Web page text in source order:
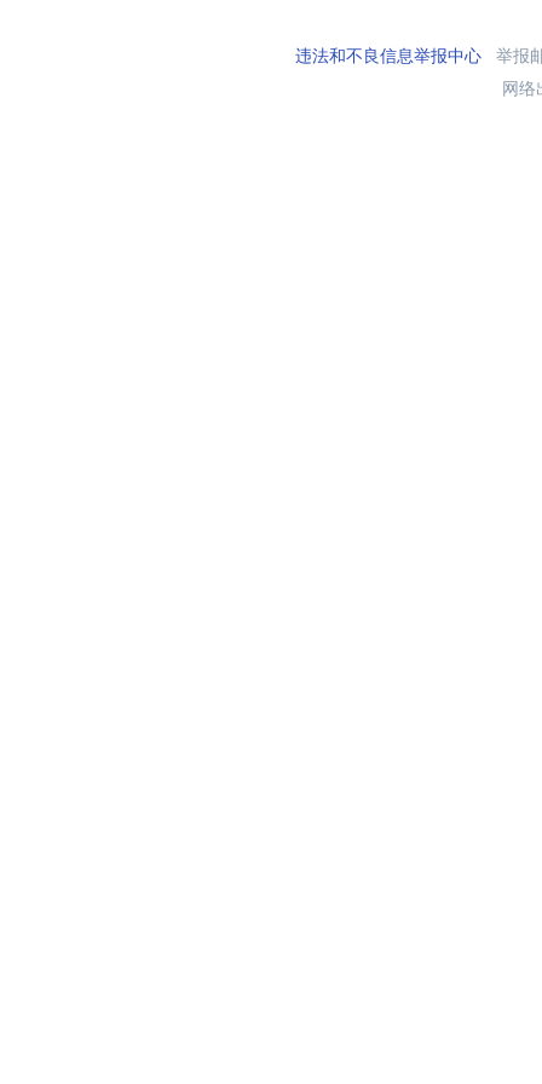
违法和不良信息举报中心举报
网